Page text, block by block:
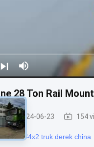
28 Ton Rail
2024-06-23 154
6x4 #4x2 truk derek china